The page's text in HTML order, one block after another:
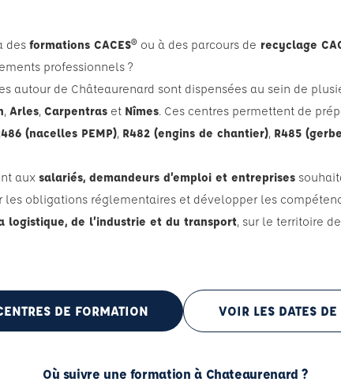
des formations CACES® ou à des parcours de recyclage
professionnels ?
autour de Châteaurenard sont dispensées au sein de
, Arles, Carpentras et Nîmes. Ces centres permettent de
(nacelles PEMP), R482 (engins de chantier), R485
aux salariés, demandeurs d’emploi et entreprises
les obligations réglementaires et développer les
logistique, de l’industrie et du transport, sur le territoire de
DE FORMATION VOIR LES DATES
Où suivre une formation à Chateaurenard ?